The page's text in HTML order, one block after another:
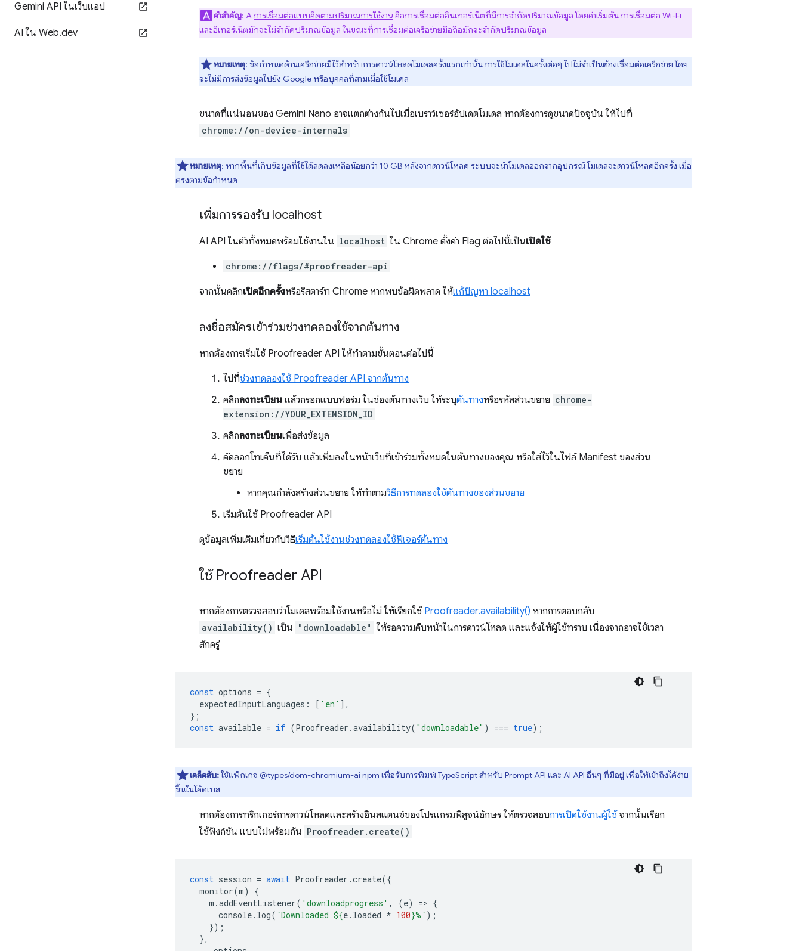
Gemini API ในเว็บแอป
AI ใน Web.dev
คำสำคัญ: A การเชื่อมต่อแบบคิดตามปริมาณการใช้งานคือการเชื่อมต่ออินเทอร์เน็ตที่มีการจำกัดปริมาณข้อมูล โดยค่าเริ่มต้น การเชื่อมต่อ Wi-Fi
และอีเทอร์เน็ตมักจะไม่จำกัดปริมาณข้อมูล ในขณะที่การเชื่อมต่อเครือข่ายมือถือมักจะจำกัดปริมาณข้อมูล
หมายเหตุ: ข้อกำหนดด้านเครือข่ายมีไว้สำหรับการดาวน์โหลดโมเดลครั้งแรกเท่านั้น การใช้โมเดลในครั้งต่อๆ ไปไม่จำเป็นต้องเชื่อมต่อเครือข่าย โดย
จะไม่มีการส่งข้อมูลไปยัง Google หรือบุคคลที่สามเมื่อใช้โมเดล
ขนาดที่แน่นอนของ Gemini Nano อาจแตกต่างกันไปเมื่อเบราว์เซอร์อัปเดตโมเดล หากต้องการดูขนาดปัจจุบัน ให้ไปที่
chrome://on-device-internals
หมายเหตุ: หากพื้นที่เก็บข้อมูลที่ใช้ได้ลดลงเหลือน้อยกว่า 10 GB หลังจากดาวน์โหลด ระบบจะนำโมเดลออกจากอุปกรณ์ โมเดลจะดาวน์โหลดอีกครั้ง เมื่อ
ตรงตามข้อกำหนด
เพิ่มการรองรับ localhost
AI API ในตัวทั้งหมดพร้อมใช้งานใน localhost ใน Chrome ตั้งค่า Flag ต่อไปนี้เป็นเปิดใช้
chrome://flags/#proofreader-api
จากนั้นคลิกเปิดอีกครั้งหรือรีสตาร์ท Chrome หากพบข้อผิดพลาด ให้แก้ปัญหา localhost
ลงชื่อสมัครเข้าร่วมช่วงทดลองใช้จากต้นทาง
หากต้องการเริ่มใช้ Proofreader API ให้ทำตามขั้นตอนต่อไปนี้
ไปที่ช่วงทดลองใช้ Proofreader API จากต้นทาง
คลิกลงทะเบียน แล้วกรอกแบบฟอร์ม ในช่องต้นทางเว็บ ให้ระบุต้นทางหรือรหัสส่วนขยาย chrome-
extension://YOUR_EXTENSION_ID
คลิกลงทะเบียนเพื่อส่งข้อมูล
คัดลอกโทเค็นที่ได้รับ แล้วเพิ่มลงในหน้าเว็บที่เข้าร่วมทั้งหมดในต้นทางของคุณ หรือใส่ไว้ในไฟล์ Manifest ของส่วน
ขยาย
หากคุณกำลังสร้างส่วนขยาย ให้ทำตามวิธีการทดลองใช้ต้นทางของส่วนขยาย
เริ่มต้นใช้ Proofreader API
ดูข้อมูลเพิ่มเติมเกี่ยวกับวิธีเริ่มต้นใช้งานช่วงทดลองใช้ฟีเจอร์ต้นทาง
ใช้ Proofreader API
หากต้องการตรวจสอบว่าโมเดลพร้อมใช้งานหรือไม่ ให้เรียกใช้ Proofreader.availability() หากการตอบกลับ
availability() เป็น "downloadable" ให้รอความคืบหน้าในการดาวน์โหลด และแจ้งให้ผู้ใช้ทราบ เนื่องจากอาจใช้เวลา
สักครู่
const options = {
expectedInputLanguages : [ 'en' ],
};
const available = if (Proofreader .availability( "downloadable" ) === true);
เคล็ดลับ:ใช้แพ็กเกจ @types/dom-chromium-ai npm เพื่อรับการพิมพ์ TypeScript สำหรับ Prompt API และ AI API อื่นๆ ที่มีอยู่ เพื่อให้เข้าถึงได้ง่าย
ขึ้นในโค้ดเบส
หากต้องการทริกเกอร์การดาวน์โหลดและสร้างอินสแตนซ์ของโปรแกรมพิสูจน์อักษร ให้ตรวจสอบการเปิดใช้งานผู้ใช้ จากนั้นเรียก
ใช้ฟังก์ชัน แบบไม่พร้อมกัน Proofreader.create()
const session = await Proofreader .create({
monitor(m)
{
m .addEventListener( 'downloadprogress' , (e) => {
console. log( `Downloaded ${e. loaded * 100}%` );
});
},